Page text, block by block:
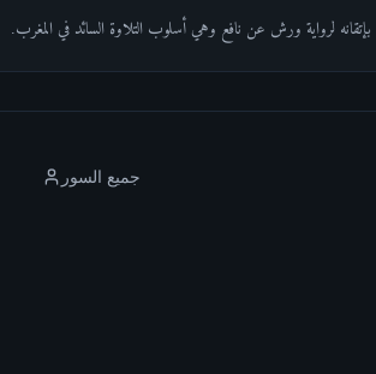
لرواية ورش عن نافع وهي أسلوب التلاوة السائد في المغرب.
جميع السور